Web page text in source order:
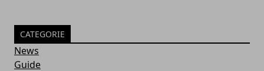
CATEGORIE
News
Guide